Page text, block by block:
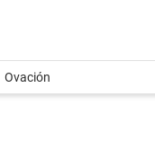
Ovación